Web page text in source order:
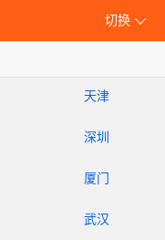
切换
天津
深圳
厦门
武汉